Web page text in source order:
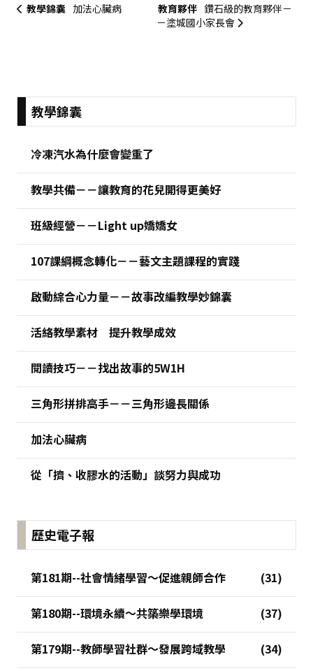
教學錦囊 加法心臟病 教育夥伴 鑽石級的教育夥伴－
－塗城國小家長會
:::教學錦囊
冷凍汽水為什麼會變重了
教學共備－－讓教育的花兒開得更美好
班級經營－－Light up嬌嬌女
107課綱概念轉化－－藝文主題課程的實踐
啟動綜合心力量－－故事改編教學妙錦囊
活絡教學素材 提升教學成效
閱讀技巧－－找出故事的5W1H
三角形拼排高手－－三角形邊長關係
加法心臟病
從「擠、收膠水的活動」談努力與成功
歷史電子報
第181期--社會情緒學習～促進親師合作
第180期--環境永續～共築樂學環境
第179期--教師學習社群～發展跨域教學